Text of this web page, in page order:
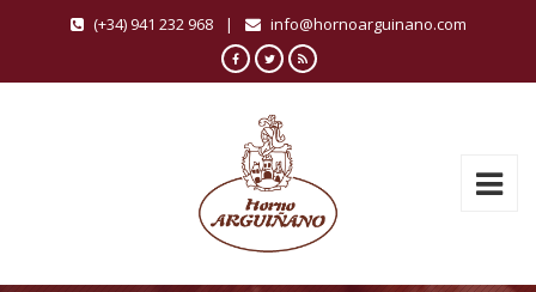
(+34) 941 232 968 | info@hornoarguinano.com